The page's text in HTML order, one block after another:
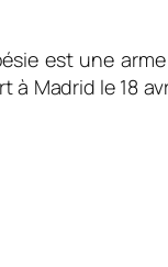
est une
à Madrid le 18